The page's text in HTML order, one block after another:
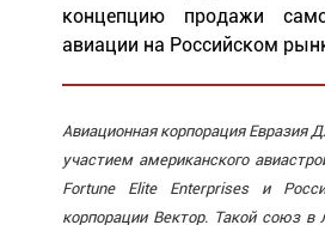
концепцию продажи
авиации на Российском
Авиационная корпорация Евразия
участием американского
Fortune Elite Enterprises и
корпорации Вектор. Такой союз в